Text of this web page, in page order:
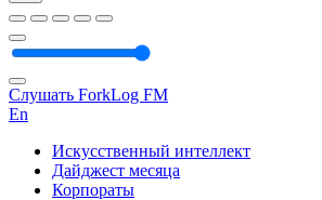
Слушать ForkLog FM
En
Искусственный интеллект
Дайджест месяца
Корпораты